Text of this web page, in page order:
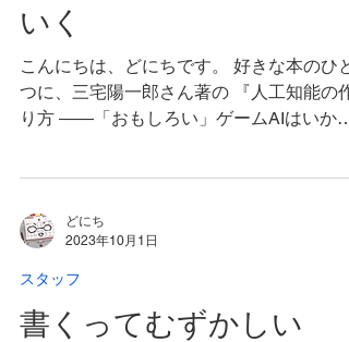
いく
こんにちは、どにちです。 好きな本のひと
つに、三宅陽一郎さん著の 『人工知能の作
り方 ――「おもしろい」ゲームAIはいかに
けました。...
どにち
2023年10月1日
スタッフ
書くってむずかしい